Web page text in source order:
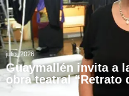
julio, 2026
Guaymallén invita a
obra teatral “Retrato